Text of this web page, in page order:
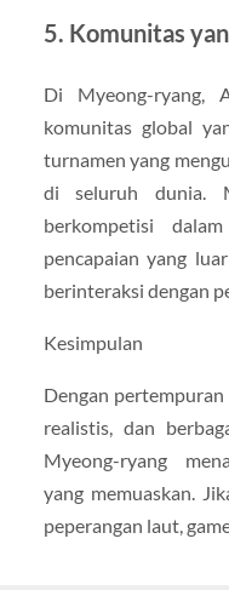
5. Komunitas
Di Myeong-ryang,
komunitas global
turnamen yang
di seluruh dunia.
berkompetisi
pencapaian yang
berinteraksi dengan
Kesimpulan
Dengan
realistis, dan
Myeong-ryang
yang memuaskan.
peperangan laut,